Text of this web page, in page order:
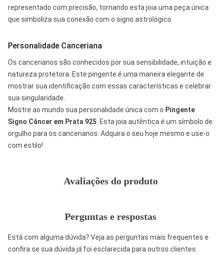
representado com precisão, tornando esta joia uma peça única
que simboliza sua conexão com o signo astrológico.
Personalidade Canceriana
Os cancerianos são conhecidos por sua sensibilidade, intuição e
natureza protetora. Este pingente é uma maneira elegante de
mostrar sua identificação com essas características e celebrar
sua singularidade.
Mostre ao mundo sua personalidade única com o Pingente
Signo Câncer em Prata 925 . Esta joia autêntica é um símbolo de
orgulho para os cancerianos. Adquira o seu hoje mesmo e use-o
com estilo!
Avaliações do produto
Perguntas e respostas
Está com alguma dúvida? Veja as perguntas mais frequentes e
confira se sua dúvida já foi esclarecida para outros clientes.